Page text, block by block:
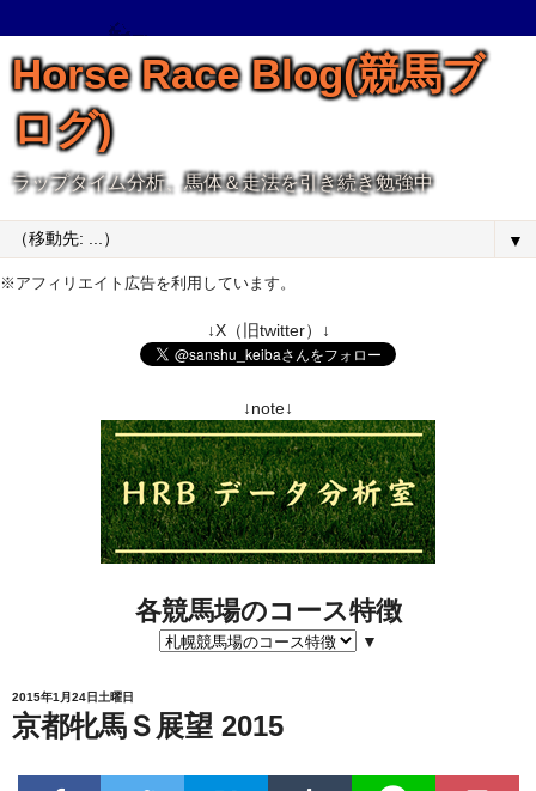
Horse Race Blog(競馬ブ
ログ)
ラップタイム分析、馬体＆走法を引き続き勉強中
▼
※アフィリエイト広告を利用しています。
↓X（旧twitter）↓
↓note↓
各競馬場のコース特徴
▼
2015年1月24日土曜日
京都牝馬Ｓ展望 2015